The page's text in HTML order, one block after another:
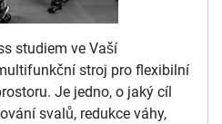
studiem ve Vaší
stroj pro flexibilní
Je jedno, o jaký cíl
svalů, redukce váhy,